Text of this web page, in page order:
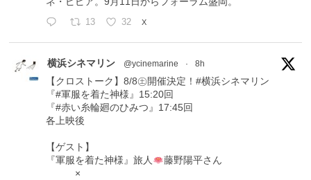
13 32 X
横浜シネマリン @ycinemarine · 8h
【クロストーク】8/8㊏開催決定！#横浜シネマリン
『#軍服を着た神様』15:20回
『#赤い糸輪廻のひみつ』17:45回
各上映後
【ゲスト】
『軍服を着た神様』旅人
藤野陽平さん
×